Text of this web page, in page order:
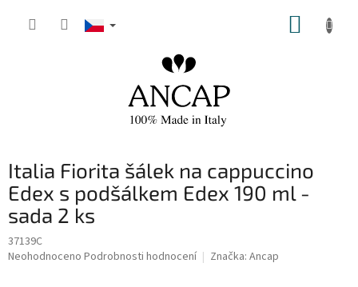
Italia Fiorita šálek na cappuccino
Edex s podšálkem Edex 190 ml -
sada 2 ks
37139C
Průměrné
Neohodnoceno Podrobnosti hodnocení Značka: Ancap